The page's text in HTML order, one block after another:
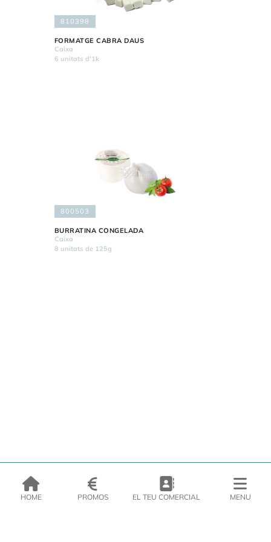
810398
FORMATGE CABRA DAUS
Caixa
6 unitats d'1k
800503
BURRATINA CONGELADA
Caixa
8 unitats de 125g
HOME PROMOS EL TEU COMERCIAL MENU